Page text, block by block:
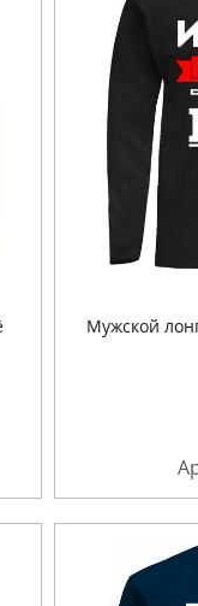
Мужской